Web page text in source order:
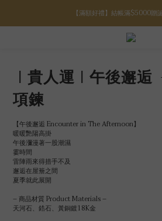
【八月限定】結帳滿
【滿額好禮】結帳滿$5000贈
【八月限定】結帳滿$3000
｜貴人運｜午後邂
項鍊
【午後邂逅 Encounter in The Afternoon】
暖暖艷陽高掛
午後瀰漫著一股潮濕
霎時間
雷陣雨來得措手不及
邂逅在屋簷之間
夏季就此展開
– 商品材質 Product Materials –
天河石、鋯石、黃銅鍍18K金